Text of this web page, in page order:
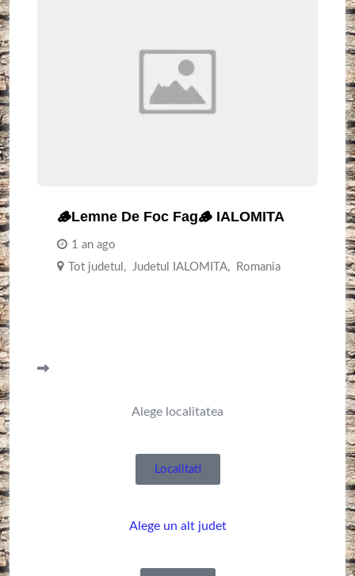
🪵Lemne De Foc Fag🪵 IALOMITA
1 an ago
Tot judetul , Judetul IALOMITA, Romania
Alege localitatea
Localitati
Alege un alt judet